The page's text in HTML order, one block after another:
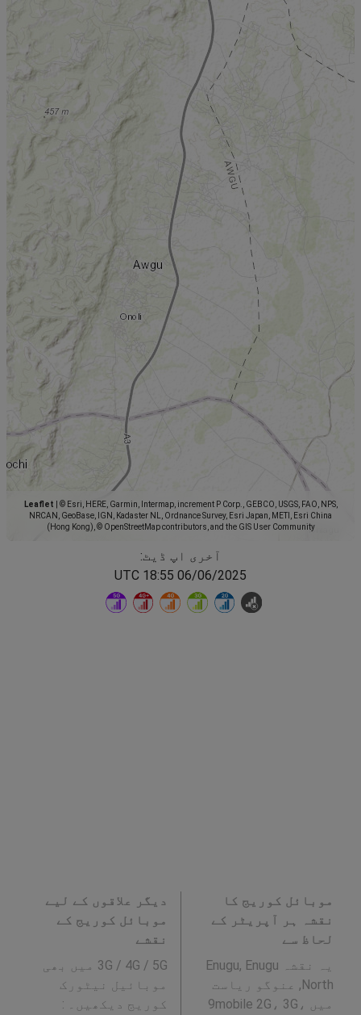
Leaflet
© Esri, HERE, Garmin, Intermap, increment P Corp., GEBCO, USGS, FAO, NPS,
NRCAN, GeoBase, IGN, Kadaster NL, Ordnance Survey, Esri Japan, METI, Esri China
(Hong Kong), © OpenStreetMap contributors, and the GIS User Community
آخری اپ ڈیٹ:
06/06/2025 18:55 UTC
موبائل کوریج کا
نقشہ ہر آپریٹر کے
لحاظ سے
یہ نقشہ Enugu, Enugu
North, عنوگو ریاست
میں 9mobile 2G، 3G،
دیگر علاقوں کے لیے
موبائل کوریج کے
نقشے
3G / 4G / 5G میں بھی
موبائیل نیٹورک
کوریج دیکھیں۔ :